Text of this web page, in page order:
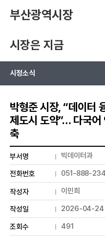
부산광역시장
시장은 지금
시정소식
박형준 시장, “데이터
제도시 도약”… 다국어
축
부서명 빅데이터과
전화번호 051-888-
작성자 이민희
작성일 2026-04-24
조회수 491